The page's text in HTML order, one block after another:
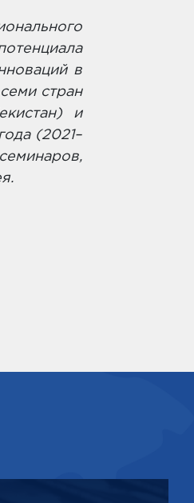
в
стран
и
(2021–